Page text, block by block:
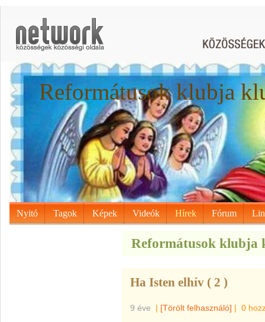
Reformátusok klubja
Nyitó Tagok Képek Videók Hírek Fórum
Reformátusok klubja
Ha Isten elhív ( 2 )
9 éve | [Törölt felhasználó] | 0